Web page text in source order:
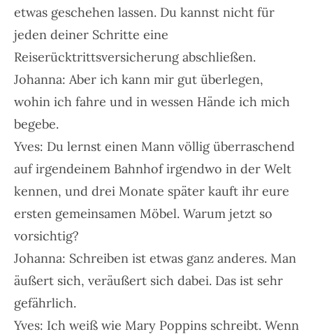
etwas geschehen lassen. Du kannst nicht für
jeden deiner Schritte eine
Reiserücktrittsversicherung abschließen.
Johanna: Aber ich kann mir gut überlegen,
wohin ich fahre und in wessen Hände ich mich
begebe.
Yves: Du lernst einen Mann völlig überraschend
auf irgendeinem Bahnhof irgendwo in der Welt
kennen, und drei Monate später kauft ihr eure
ersten gemeinsamen Möbel. Warum jetzt so
vorsichtig?
Johanna: Schreiben ist etwas ganz anderes. Man
äußert sich, veräußert sich dabei. Das ist sehr
gefährlich.
Yves: Ich weiß wie Mary Poppins schreibt. Wenn